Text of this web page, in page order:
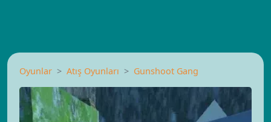
Oyunlar Atış Oyunları Gunshoot Gang